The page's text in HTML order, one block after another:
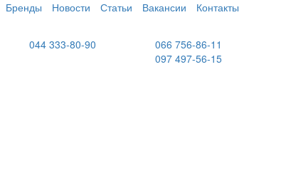
Бренды Новости Статьи Вакансии Контакты
044 333-80-90
066 756-86-11
097 497-56-15